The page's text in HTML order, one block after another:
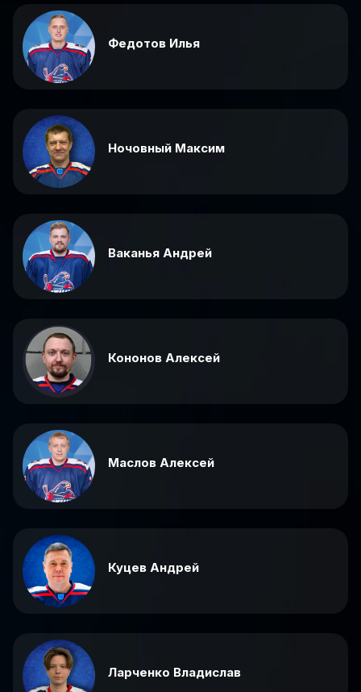
Федотов Илья
Ночовный Максим
Ваканья Андрей
Кононов Алексей
Маслов Алексей
Куцев Андрей
Ларченко Владислав